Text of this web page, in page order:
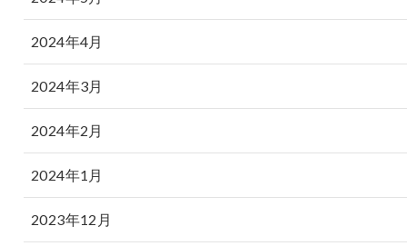
2024年4月
2024年3月
2024年2月
2024年1月
2023年12月